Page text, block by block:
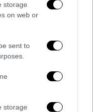
storage
on web or
sent to
storage
ροκ σταρ
του
που στο
στο ρυθμό